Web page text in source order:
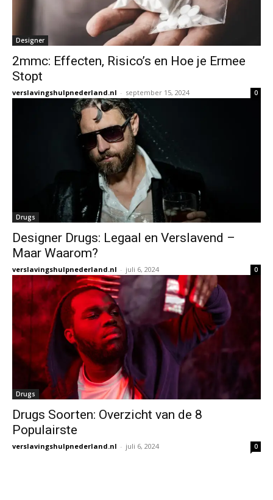
Designer
2mmc: Effecten, Risico’s en Hoe je Ermee
Stopt
verslavingshulpnederland.nl - september 15, 2024 0
Drugs
Designer Drugs: Legaal en Verslavend –
Maar Waarom?
verslavingshulpnederland.nl - juli 6, 2024 0
Drugs
Drugs Soorten: Overzicht van de 8
Populairste
verslavingshulpnederland.nl - juli 6, 2024 0